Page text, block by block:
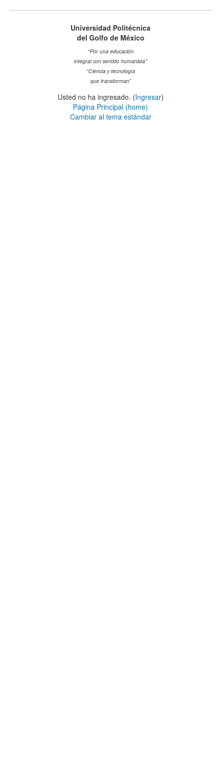
Universidad Politécnica
del Golfo de México
“Por una educación
integral con sentido humanista”
“Ciencia y tecnología
que transforman”
Usted no ha ingresado. (Ingresar)
Página Principal (home)
Cambiar al tema estándar